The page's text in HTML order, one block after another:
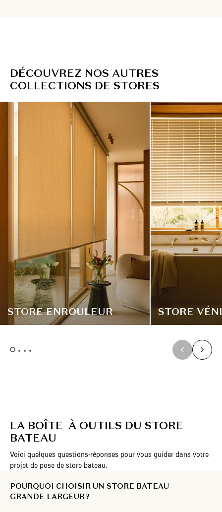
DÉCOUVREZ NOS AUTRES
COLLECTIONS DE STORES
STORE ENROULEUR STORE
LA BOÎTE À OUTILS DU STORE
BATEAU
Voici quelques questions-réponses pour vous guider dans votre
projet de pose de store bateau.
POURQUOI CHOISIR UN STORE BATEAU
GRANDE LARGEUR ?